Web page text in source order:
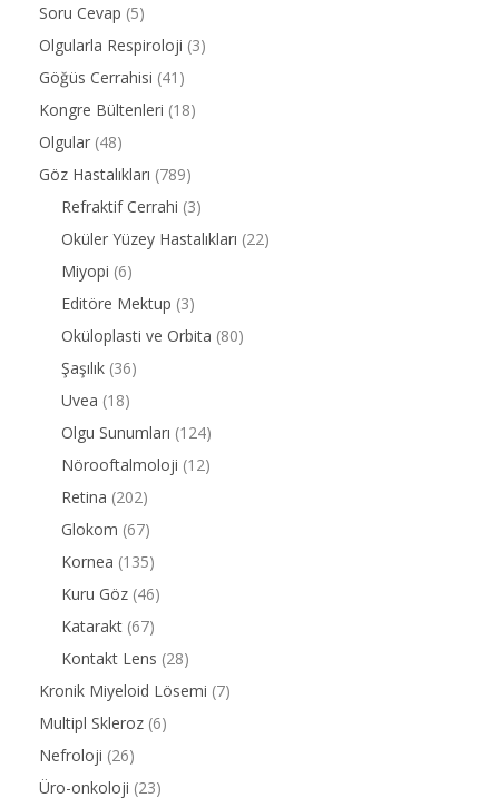
Soru Cevap (5)
Olgularla Respiroloji (3)
Göğüs Cerrahisi (41)
Kongre Bültenleri (18)
Olgular (48)
Göz Hastalıkları (789)
Refraktif Cerrahi (3)
Oküler Yüzey Hastalıkları (22)
Miyopi (6)
Editöre Mektup (3)
Oküloplasti ve Orbita (80)
Şaşılık (36)
Uvea (18)
Olgu Sunumları (124)
Nörooftalmoloji (12)
Retina (202)
Glokom (67)
Kornea (135)
Kuru Göz (46)
Katarakt (67)
Kontakt Lens (28)
Kronik Miyeloid Lösemi (7)
Multipl Skleroz (6)
Nefroloji (26)
Üro-onkoloji (23)